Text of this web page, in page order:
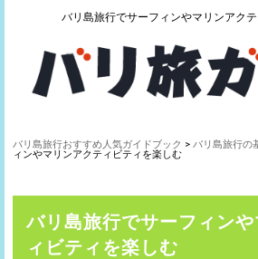
バリ島旅行でサーフィンやマリンアク
バリ島旅行おすすめ人気ガイドブック > バリ島旅行の
ィンやマリンアクティビティを楽しむ
バリ島旅行でサーフィン
ィビティを楽しむ